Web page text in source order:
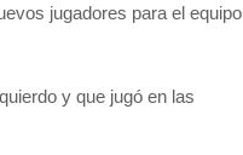
jugadores para el equipo
y que jugó en las